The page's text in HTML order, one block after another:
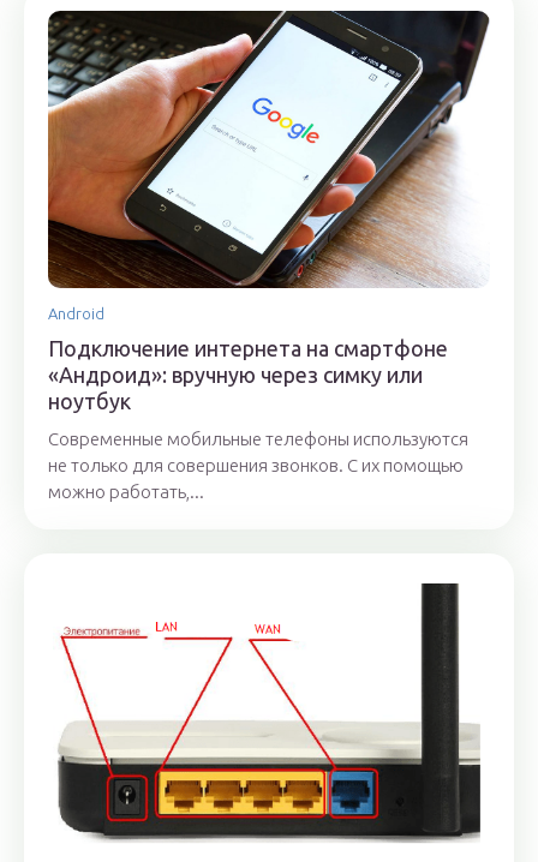
Android
Подключение интернета на смартфоне
«Андроид»: вручную через симку или
ноутбук
Современные мобильные телефоны используются
не только для совершения звонков. С их помощью
можно работать,...